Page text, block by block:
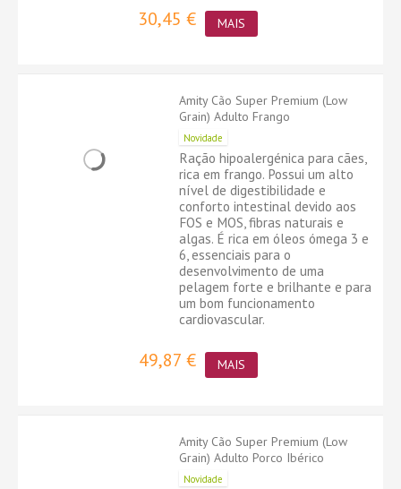
30,45 € MAIS
Amity Cão Super Premium (Low
Grain) Adulto Frango
Novidade
Ração hipoalergénica para cães,
rica em frango. Possui um alto
nível de digestibilidade e
conforto intestinal devido aos
FOS e MOS, fibras naturais e
algas. É rica em óleos ómega 3 e
6, essenciais para o
desenvolvimento de uma
pelagem forte e brilhante e para
um bom funcionamento
cardiovascular.
49,87 € MAIS
Amity Cão Super Premium (Low
Grain) Adulto Porco Ibérico
Novidade